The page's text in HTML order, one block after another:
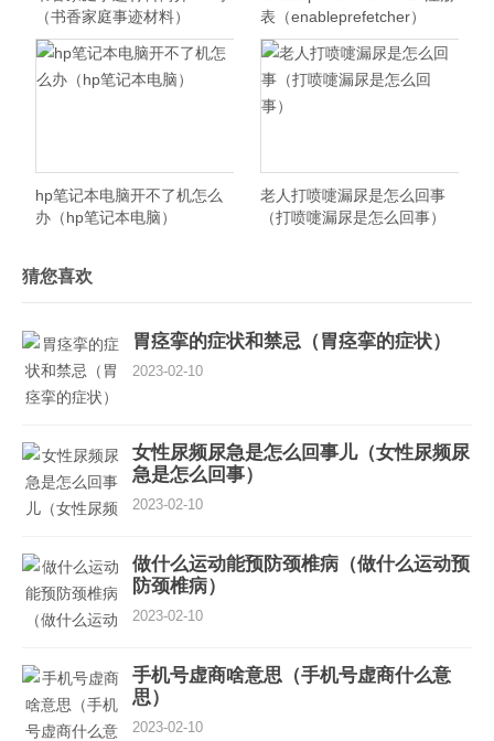
（书香家庭事迹材料）
表（enableprefetcher）
hp笔记本电脑开不了机怎么
办（hp笔记本电脑）
老人打喷嚏漏尿是怎么回事
（打喷嚏漏尿是怎么回事）
猜您喜欢
胃痉挛的症状和禁忌（胃痉挛的症状）
2023-02-10
女性尿频尿急是怎么回事儿（女性尿频尿
急是怎么回事）
2023-02-10
做什么运动能预防颈椎病（做什么运动预
防颈椎病）
2023-02-10
手机号虚商啥意思（手机号虚商什么意
思）
2023-02-10